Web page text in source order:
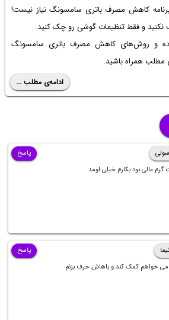
برنامه کاهش مصرف باتری سامسونگ نیاز نیست!
نکنید و فقط تنظیمات گوشی رو چک کنید.
ساده و روش‌های کاهش مصرف باتری سامسونگ
مطلب همراه باشید.
ادامه‌ی مطلب ...
سولی
عالی بود بکارم خیلی اومد
پاسخ
نیما
خواهم کمک کند و باهاش حرف بزنم
پاسخ